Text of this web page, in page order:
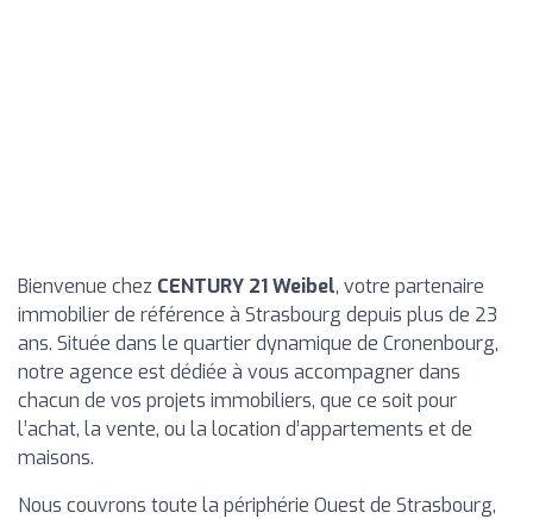
Bienvenue chez CENTURY 21 Weibel, votre partenaire
immobilier de référence à Strasbourg depuis plus de 23
ans. Située dans le quartier dynamique de Cronenbourg,
notre agence est dédiée à vous accompagner dans
chacun de vos projets immobiliers, que ce soit pour
l’achat, la vente, ou la location d’appartements et de
maisons.
Nous couvrons toute la périphérie Ouest de Strasbourg,